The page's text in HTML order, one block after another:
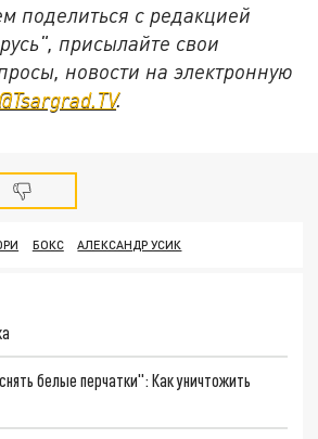
поделиться с редакцией
присылайте свои
новости на электронную
.
БОКС АЛЕКСАНДР УСИК
белые перчатки": Как уничтожить